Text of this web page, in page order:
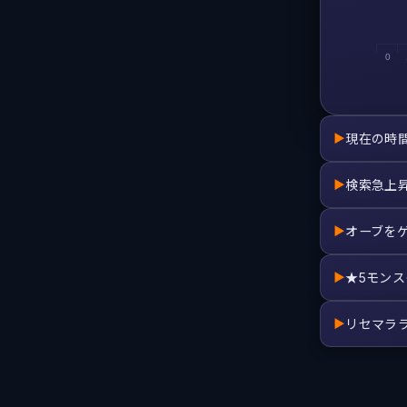
0
▶現在の時
▶検索急上
▶オーブを
▶★5モンス
▶ リセマラ